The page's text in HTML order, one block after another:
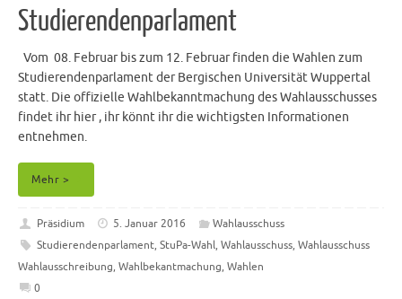
Studierendenparlament
Vom 08. Februar bis zum 12. Februar finden die Wahlen zum
Studierendenparlament der Bergischen Universität Wuppertal
statt. Die offizielle Wahlbekanntmachung des Wahlausschusses
findet ihr hier , ihr könnt ihr die wichtigsten Informationen
entnehmen.
Mehr >
Präsidium 5. Januar 2016
Wahlausschuss
Studierendenparlament, StuPa-Wahl, Wahlausschuss, Wahlausschuss
Wahlausschreibung, Wahlbekantmachung, Wahlen
0